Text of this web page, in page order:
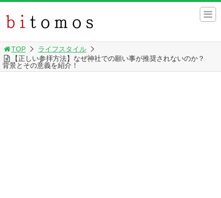
TOP
ライフスタイル
【正しい参拝方法】なぜ神社での願い事が推奨されないのか？
背景とその意義を紹介！